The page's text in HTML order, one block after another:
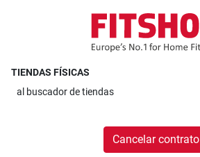
TIENDAS FÍSICAS
al buscador de tiendas
Cancelar contrato